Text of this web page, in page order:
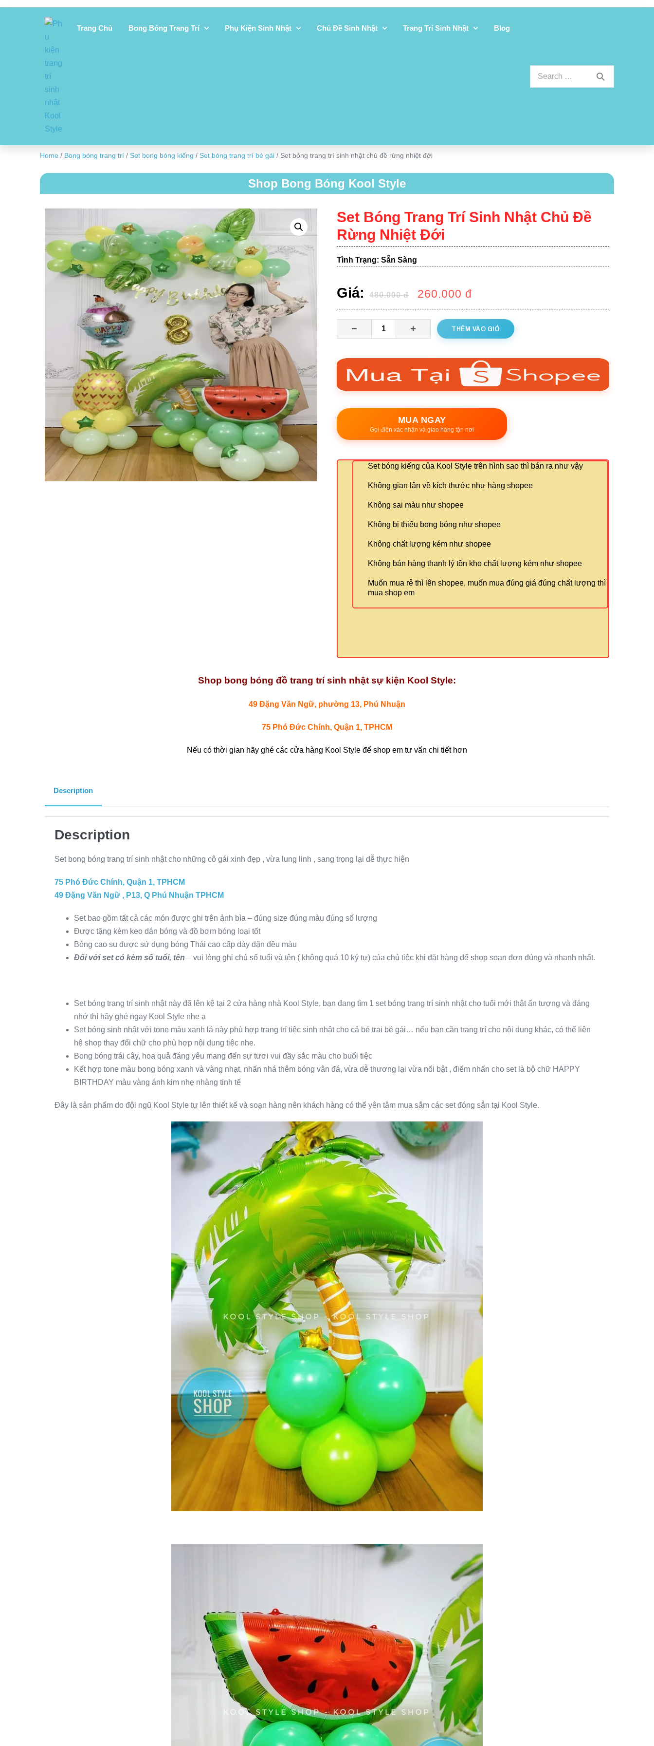
Trang Chủ Bong Bóng Trang Trí Phụ Kiện Sinh Nhật Chủ Đề Sinh Nhật Trang Trí Sinh Nhật Blog
Home / Bong bóng trang trí / Set bong bóng kiếng / Set bóng trang trí bé gái / Set bóng trang trí sinh nhật chủ đề rừng nhiệt đới
Shop Bong Bóng Kool Style
Set Bóng Trang Trí Sinh Nhật Chủ Đề
Rừng Nhiệt Đới
Tình Trạng: Sẵn Sàng
Giá: 480.000đ 260.000 đ
THÊM VÀO GIỎ
MUA NGAY
Gọi điện xác nhận và giao hàng tận nơi
Set bóng kiếng của Kool Style trên hình sao thì bán ra như vậy
Không gian lận về kích thước như hàng shopee
Không sai màu như shopee
Không bị thiếu bong bóng như shopee
Không chất lượng kém như shopee
Không bán hàng thanh lý tồn kho chất lượng kém như shopee
Muốn mua rẻ thì lên shopee, muốn mua đúng giá đúng chất lượng thì
mua shop em
Shop bong bóng đồ trang trí sinh nhật sự kiện Kool Style:
49 Đặng Văn Ngữ, phường 13, Phú Nhuận
75 Phó Đức Chính, Quận 1, TPHCM
Nếu có thời gian hãy ghé các cửa hàng Kool Style để shop em tư vấn chi tiết hơn
Description
Description
Set bong bóng trang trí sinh nhật cho những cô gái xinh đẹp , vừa lung linh , sang trọng lại dễ thực hiện
75 Phó Đức Chính, Quận 1, TPHCM
49 Đặng Văn Ngữ , P13, Q Phú Nhuận TPHCM
Set bao gồm tất cả các món được ghi trên ảnh bìa – đúng size đúng màu đúng số lượng
Được tặng kèm keo dán bóng và đồ bơm bóng loại tốt
Bóng cao su được sử dụng bóng Thái cao cấp dày dặn đều màu
Đối với set có kèm số tuổi, tên – vui lòng ghi chú số tuổi và tên ( không quá 10 ký tự) của chủ tiệc khi đặt hàng để shop soạn đơn đúng và nhanh nhất.
Set bóng trang trí sinh nhật này đã lên kệ tại 2 cửa hàng nhà Kool Style, bạn đang tìm 1 set bóng trang trí sinh nhật cho tuổi mới thật ấn tượng và đáng
nhớ thì hãy ghé ngay Kool Style nhe ạ
Set bóng sinh nhật với tone màu xanh lá này phù hợp trang trí tiệc sinh nhật cho cả bé trai bé gái… nếu bạn cần trang trí cho nội dung khác, có thể liên
hệ shop thay đổi chữ cho phù hợp nội dung tiệc nhe.
Bong bóng trái cây, hoa quả đáng yêu mang đến sự tươi vui đầy sắc màu cho buổi tiệc
Kết hợp tone màu bong bóng xanh và vàng nhạt, nhấn nhá thêm bóng vân đá, vừa dễ thương lại vừa nổi bật , điểm nhấn cho set là bộ chữ HAPPY
BIRTHDAY màu vàng ánh kim nhẹ nhàng tinh tế
Đây là sản phẩm do đội ngũ Kool Style tự lên thiết kế và soạn hàng nên khách hàng có thể yên tâm mua sắm các set đóng sẳn tại Kool Style.